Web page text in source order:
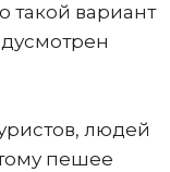
такой вариант
людей
пешее